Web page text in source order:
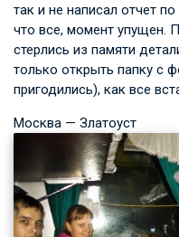
так и не написал отчет
что все, момент упущен.
стерлись из памяти
только открыть папку с
пригодились), как все
Москва — Златоуст